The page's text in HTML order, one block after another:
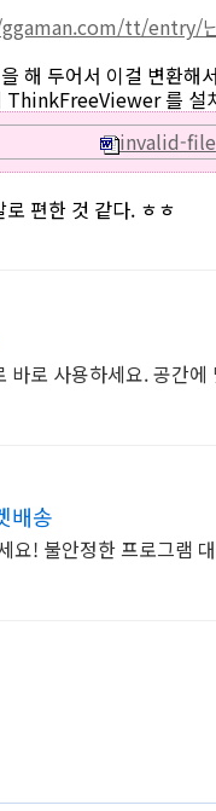
tt/entry/
해 두어서 이걸 변환해
ThinkFreeViewer 를 설
invalid-file
편한 것 같다. ㅎㅎ
바로 사용하세요. 공간
배송
요! 불안정한 프로그램